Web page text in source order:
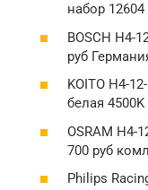
набор 12604
BOSCH H4-
руб
KOITO H4-
белая 4500K
OSRAM H4-
700 руб
Philips